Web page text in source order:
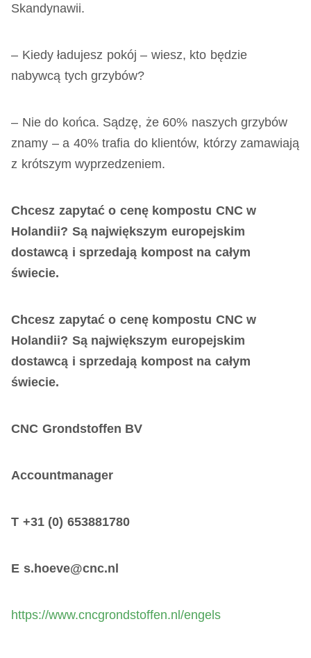
Skandynawii.
– Kiedy ładujesz pokój – wiesz, kto będzie
nabywcą tych grzybów?
– Nie do końca. Sądzę, że 60% naszych grzybów
znamy – a 40% trafia do klientów, którzy zamawiają
z krótszym wyprzedzeniem.
Chcesz zapytać o cenę kompostu CNC w
Holandii? Są największym europejskim
dostawcą i sprzedają kompost na całym
świecie.
Chcesz zapytać o cenę kompostu CNC w
Holandii? Są największym europejskim
dostawcą i sprzedają kompost na całym
świecie.
CNC Grondstoffen BV
Accountmanager
T +31 (0) 653881780
E s.hoeve@cnc.nl
https://www.cncgrondstoffen.nl/engels